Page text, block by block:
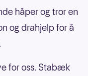
håper og tror en
og drahjelp for å
for oss. Stabæk